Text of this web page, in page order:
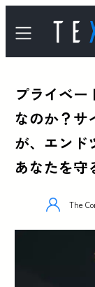
プライベー
なのか？サ
が、エンド
あなたを守
The